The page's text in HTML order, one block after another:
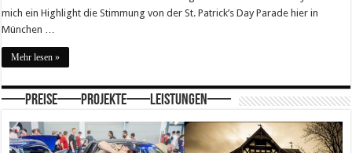
mich ein Highlight die Stimmung von der St. Patrick’s Day Parade hier in
München …
Mehr lesen »
—–Preise—–Projekte—–Leistungen—–